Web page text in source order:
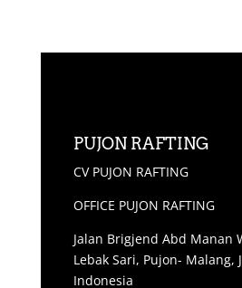
PUJON RAFTING
CV PUJON RAFTING
OFFICE PUJON RAFTING
Jalan Brigjend Abd Manan
Lebak Sari, Pujon- Malang,
Indonesia